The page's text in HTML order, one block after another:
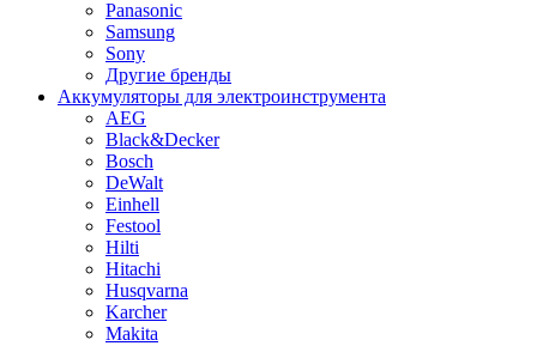
Panasonic
Samsung
Sony
Другие бренды
Аккумуляторы для электроинструмента
AEG
Black&Decker
Bosch
DeWalt
Einhell
Festool
Hilti
Hitachi
Husqvarna
Karcher
Makita